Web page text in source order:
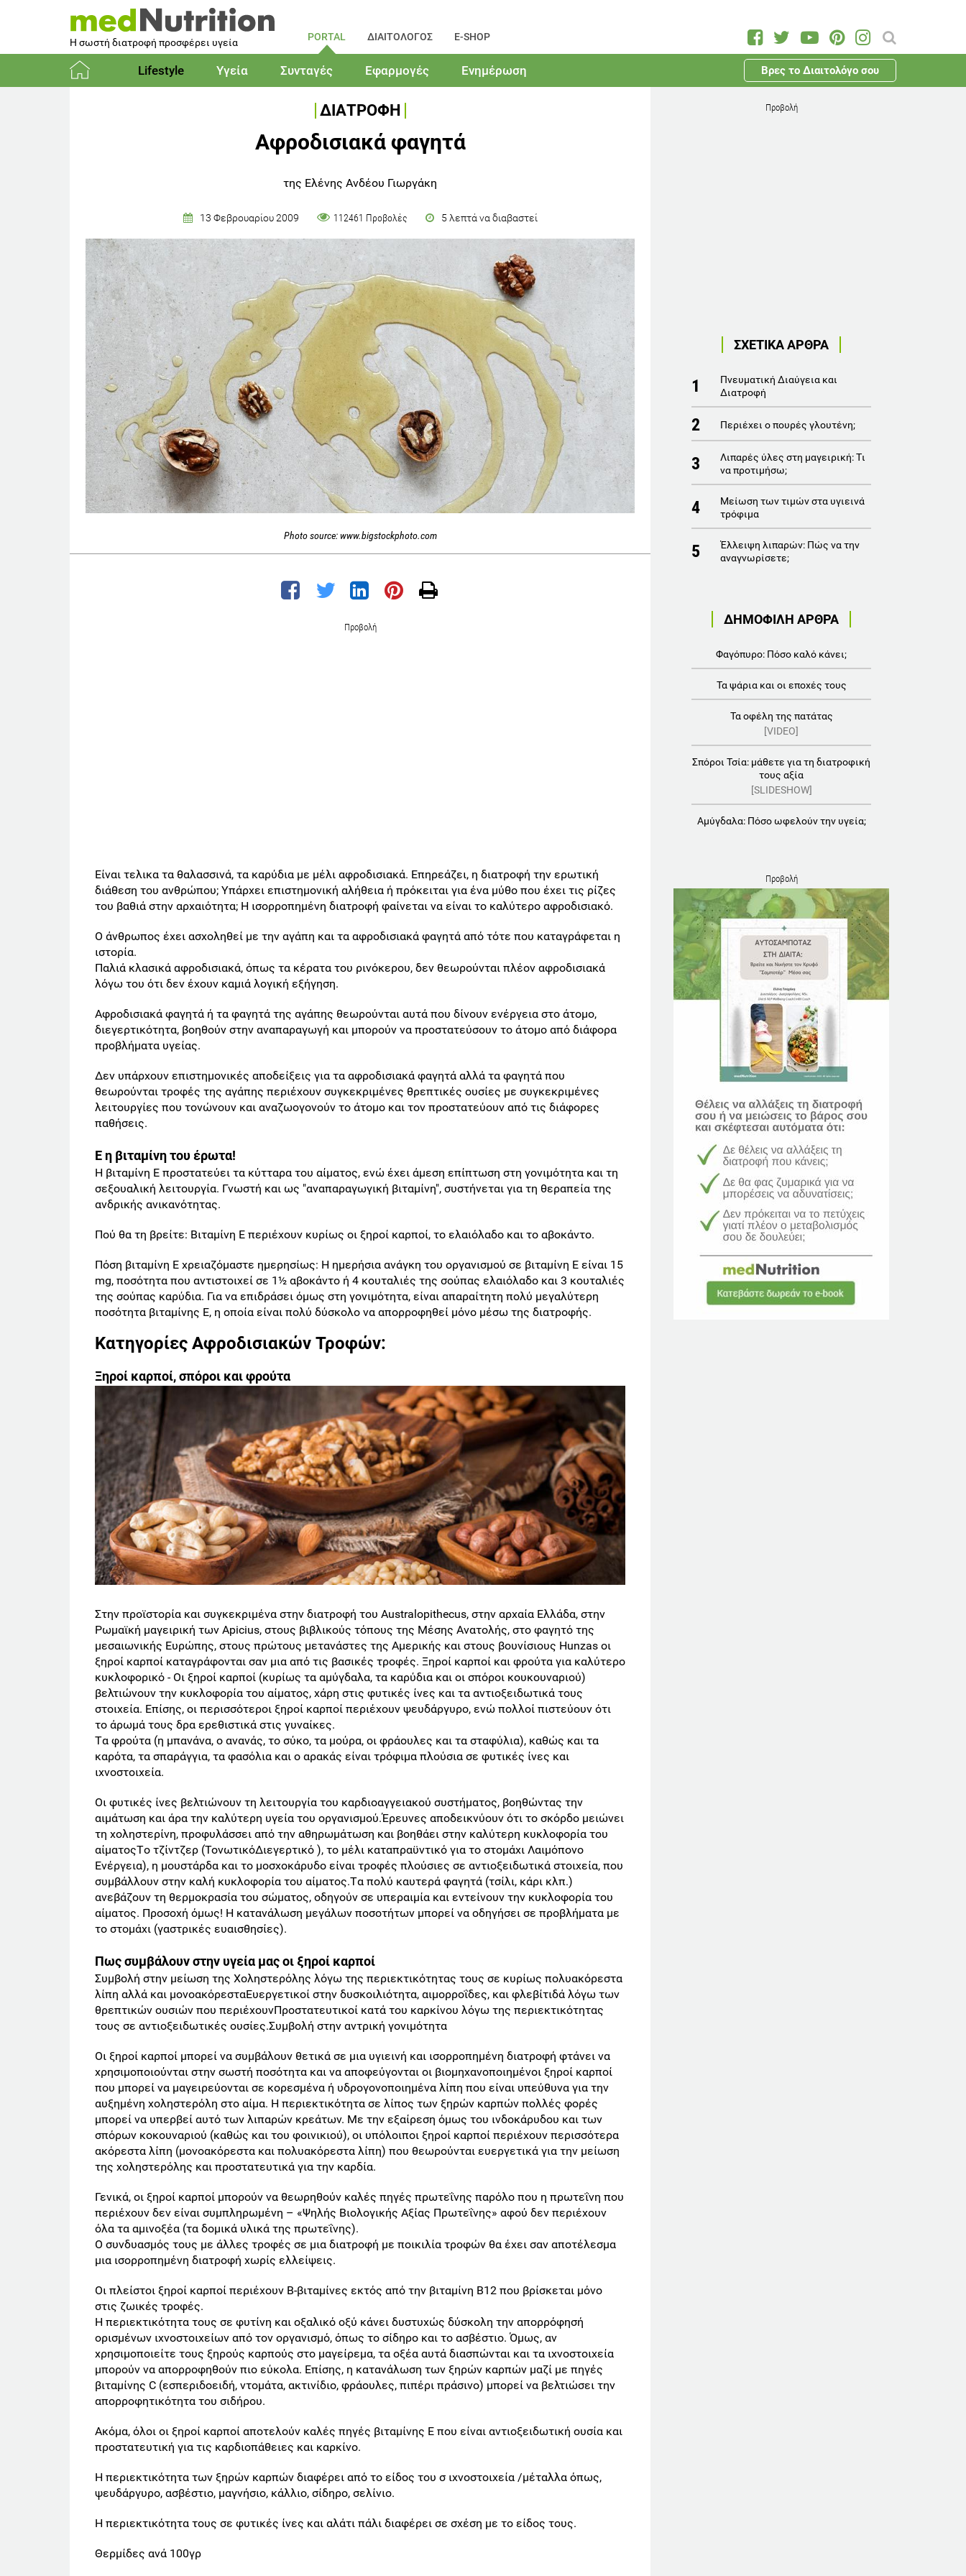
Η σωστή διατροφή προσφέρει υγεία PORTAL ΔΙΑΙΤΟΛΟΓΟΣ E-SHOP
Lifestyle Υγεία Συνταγές Εφαρμογές Ενημέρωση Βρες το Διαιτολόγο σου
ΔΙΑΤΡΟΦΗ
Αφροδισιακά φαγητά
της Ελένης Ανδέου Γιωργάκη
13 Φεβρουαρίου 2009 112461 Προβολές 5 λεπτά να διαβαστεί
Photo source: www.bigstockphoto.com
Προβολή
Είναι τελικα τα θαλασσινά, τα καρύδια με μέλι αφροδισιακά. Eπηρεάζει, η διατροφή την ερωτική
διάθεση του ανθρώπου; Yπάρχει επιστημονική αλήθεια ή πρόκειται για ένα μύθο που έχει τις ρίζες
του βαθιά στην αρχαιότητα; Η ισορροπημένη διατροφή φαίνεται να είναι το καλύτερο αφροδισιακό.
Ο άνθρωπος έχει ασχοληθεί με την αγάπη και τα αφροδισιακά φαγητά από τότε που καταγράφεται η
ιστορία.
Παλιά κλασικά αφροδισιακά, όπως τα κέρατα του ρινόκερου, δεν θεωρούνται πλέον αφροδισιακά
λόγω του ότι δεν έχουν καμιά λογική εξήγηση.
Αφροδισιακά φαγητά ή τα φαγητά της αγάπης θεωρούνται αυτά που δίνουν ενέργεια στο άτομο,
διεγερτικότητα, βοηθούν στην αναπαραγωγή και μπορούν να προστατεύσουν το άτομο από διάφορα
προβλήματα υγείας.
Δεν υπάρχουν επιστημονικές αποδείξεις για τα αφροδισιακά φαγητά αλλά τα φαγητά που
θεωρούνται τροφές της αγάπης περιέχουν συγκεκριμένες θρεπτικές ουσίες με συγκεκριμένες
λειτουργίες που τονώνουν και αναζωογονούν το άτομο και τον προστατεύουν από τις διάφορες
παθήσεις.
Ε η βιταμίνη του έρωτα!
H βιταμίνη E προστατεύει τα κύτταρα του αίματος, ενώ έχει άμεση επίπτωση στη γονιμότητα και τη
σεξουαλική λειτουργία. Γνωστή και ως "αναπαραγωγική βιταμίνη", συστήνεται για τη θεραπεία της
ανδρικής ανικανότητας.
Πού θα τη βρείτε: Bιταμίνη E περιέχουν κυρίως οι ξηροί καρποί, το ελαιόλαδο και το αβοκάντο.
Πόση βιταμίνη E χρειαζόμαστε ημερησίως: H ημερήσια ανάγκη του οργανισμού σε βιταμίνη E είναι 15
mg, ποσότητα που αντιστοιχεί σε 1½ αβοκάντο ή 4 κουταλιές της σούπας ελαιόλαδο και 3 κουταλιές
της σούπας καρύδια. Για να επιδράσει όμως στη γονιμότητα, είναι απαραίτητη πολύ μεγαλύτερη
ποσότητα βιταμίνης E, η οποία είναι πολύ δύσκολο να απορροφηθεί μόνο μέσω της διατροφής.
Κατηγορίες Αφροδισιακών Τροφών:
Ξηροί καρποί, σπόροι και φρούτα
Στην προϊστορία και συγκεκριμένα στην διατροφή του Australopithecus, στην αρχαία Ελλάδα, στην
Ρωμαϊκή μαγειρική των Apicius, στους βιβλικούς τόπους της Μέσης Ανατολής, στο φαγητό της
μεσαιωνικής Ευρώπης, στους πρώτους μετανάστες της Αμερικής και στους βουνίσιους Hunzas οι
ξηροί καρποί καταγράφονται σαν μια από τις βασικές τροφές. Ξηροί καρποί και φρούτα για καλύτερο
κυκλοφορικό - Oι ξηροί καρποί (κυρίως τα αμύγδαλα, τα καρύδια και οι σπόροι κουκουναριού)
βελτιώνουν την κυκλοφορία του αίματος, χάρη στις φυτικές ίνες και τα αντιοξειδωτικά τους
στοιχεία. Eπίσης, οι περισσότεροι ξηροί καρποί περιέχουν ψευδάργυρο, ενώ πολλοί πιστεύουν ότι
το άρωμά τους δρα ερεθιστικά στις γυναίκες.
Tα φρούτα (η μπανάνα, ο ανανάς, το σύκο, τα μούρα, οι φράουλες και τα σταφύλια), καθώς και τα
καρότα, τα σπαράγγια, τα φασόλια και ο αρακάς είναι τρόφιμα πλούσια σε φυτικές ίνες και
ιχνοστοιχεία.
Oι φυτικές ίνες βελτιώνουν τη λειτουργία του καρδιοαγγειακού συστήματος, βοηθώντας την
αιμάτωση και άρα την καλύτερη υγεία του οργανισμού.Έρευνες αποδεικνύουν ότι το σκόρδο μειώνει
τη χοληστερίνη, προφυλάσσει από την αθηρωμάτωση και βοηθάει στην καλύτερη κυκλοφορία του
αίματοςTο τζίντζερ (ΤονωτικόΔιεγερτικό ), το μέλι καταπραϋντικό για το στομάχι Λαιμόπονο
Ενέργεια), η μουστάρδα και το μοσχοκάρυδο είναι τροφές πλούσιες σε αντιοξειδωτικά στοιχεία, που
συμβάλλουν στην καλή κυκλοφορία του αίματος.Tα πολύ καυτερά φαγητά (τσίλι, κάρι κλπ.)
ανεβάζουν τη θερμοκρασία του σώματος, οδηγούν σε υπεραιμία και εντείνουν την κυκλοφορία του
αίματος. Προσοχή όμως! H κατανάλωση μεγάλων ποσοτήτων μπορεί να οδηγήσει σε προβλήματα με
το στομάχι (γαστρικές ευαισθησίες).
Πως συμβάλουν στην υγεία μας οι ξηροί καρποί
Συμβολή στην μείωση της Χοληστερόλης λόγω της περιεκτικότητας τους σε κυρίως πολυακόρεστα
λίπη αλλά και μονοακόρεσταΕυεργετικοί στην δυσκοιλιότητα, αιμορροΐδες, και φλεβίτιδά λόγω των
θρεπτικών ουσιών που περιέχουνΠροστατευτικοί κατά του καρκίνου λόγω της περιεκτικότητας
τους σε αντιοξειδωτικές ουσίες.Συμβολή στην αντρική γονιμότητα
Οι ξηροί καρποί μπορεί να συμβάλουν θετικά σε μια υγιεινή και ισορροπημένη διατροφή φτάνει να
χρησιμοποιούνται στην σωστή ποσότητα και να αποφεύγονται οι βιομηχανοποιημένοι ξηροί καρποί
που μπορεί να μαγειρεύονται σε κορεσμένα ή υδρογονοποιημένα λίπη που είναι υπεύθυνα για την
αυξημένη χοληστερόλη στο αίμα. Η περιεκτικότητα σε λίπος των ξηρών καρπών πολλές φορές
μπορεί να υπερβεί αυτό των λιπαρών κρεάτων. Με την εξαίρεση όμως του ινδοκάρυδου και των
σπόρων κοκουναριού (καθώς και του φοινικιού), οι υπόλοιποι ξηροί καρποί περιέχουν περισσότερα
ακόρεστα λίπη (μονοακόρεστα και πολυακόρεστα λίπη) που θεωρούνται ευεργετικά για την μείωση
της χοληστερόλης και προστατευτικά για την καρδία.
Γενικά, οι ξηροί καρποί μπορούν να θεωρηθούν καλές πηγές πρωτεΐνης παρόλο που η πρωτεΐνη που
περιέχουν δεν είναι συμπληρωμένη – «Ψηλής Βιολογικής Αξίας Πρωτεΐνης» αφού δεν περιέχουν
όλα τα αμινοξέα (τα δομικά υλικά της πρωτεΐνης).
Ο συνδυασμός τους με άλλες τροφές σε μια διατροφή με ποικιλία τροφών θα έχει σαν αποτέλεσμα
μια ισορροπημένη διατροφή χωρίς ελλείψεις.
Οι πλείστοι ξηροί καρποί περιέχουν Β-βιταμίνες εκτός από την βιταμίνη Β12 που βρίσκεται μόνο
στις ζωικές τροφές.
Η περιεκτικότητα τους σε φυτίνη και οξαλικό οξύ κάνει δυστυχώς δύσκολη την απορρόφησή
ορισμένων ιχνοστοιχείων από τον οργανισμό, όπως το σίδηρο και το ασβέστιο. Όμως, αν
χρησιμοποιείτε τους ξηρούς καρπούς στο μαγείρεμα, τα οξέα αυτά διασπώνται και τα ιχνοστοιχεία
μπορούν να απορροφηθούν πιο εύκολα. Επίσης, η κατανάλωση των ξηρών καρπών μαζί με πηγές
βιταμίνης C (εσπεριδοειδή, ντομάτα, ακτινίδιο, φράουλες, πιπέρι πράσινο) μπορεί να βελτιώσει την
απορροφητικότητα του σιδήρου.
Ακόμα, όλοι οι ξηροί καρποί αποτελούν καλές πηγές βιταμίνης Ε που είναι αντιοξειδωτική ουσία και
προστατευτική για τις καρδιοπάθειες και καρκίνο.
Η περιεκτικότητα των ξηρών καρπών διαφέρει από το είδος του σ ιχνοστοιχεία /μέταλλα όπως,
ψευδάργυρο, ασβέστιο, μαγνήσιο, κάλλιο, σίδηρο, σελίνιο.
Η περιεκτικότητα τους σε φυτικές ίνες και αλάτι πάλι διαφέρει σε σχέση με το είδος τους.
Θερμίδες ανά 100γρ
Προβολή
ΣΧΕΤΙΚΑ ΑΡΘΡΑ
1
Πνευματική Διαύγεια και
Διατροφή
2 Περιέχει ο πουρές γλουτένη;
3
Λιπαρές ύλες στη μαγειρική: Tι
να προτιμήσω;
4
Mείωση των τιμών στα υγιεινά
τρόφιμα
5
Έλλειψη λιπαρών: Πώς να την
αναγνωρίσετε;
ΔΗΜΟΦΙΛΗ ΑΡΘΡΑ
Φαγόπυρο: Πόσο καλό κάνει;
Τα ψάρια και οι εποχές τους
Τα οφέλη της πατάτας
[VIDEO]
Σπόροι Τσία: μάθετε για τη διατροφική
τους αξία
[SLIDESHOW]
Αμύγδαλα: Πόσο ωφελούν την υγεία;
Προβολή